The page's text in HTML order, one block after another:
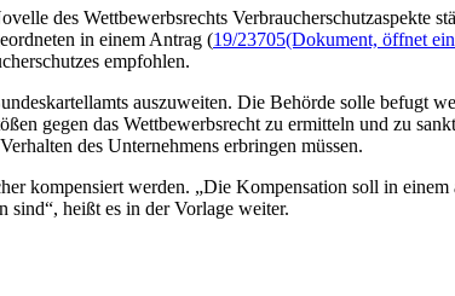
des Wettbewerbsrechts Verbraucherschutzaspekte
in einem Antrag (19/23705(Dokument, öffnet
empfohlen.
auszuweiten. Die Behörde solle befugt
gegen das Wettbewerbsrecht zu ermitteln und zu
des Unternehmens erbringen müssen.
kompensiert werden. „Die Kompensation soll in einem
sind“, heißt es in der Vorlage weiter.